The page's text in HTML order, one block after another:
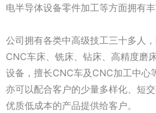
电半导体设备零件加工等方面拥有丰
公司拥有各类中高级技工三十多人
CNC车床、铣床、钻床、高精度磨
设备，擅长CNC车及CNC加工中心
亦可以配合客户的少量多样化、短
优质低成本的产品提供给客户。